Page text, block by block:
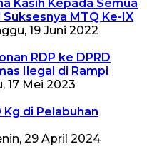
Kasih Kepada Semua
MTQ Ke-IX
19 Juni 2022
RDP ke DPRD
Ilegal di Rampi
17 Mei 2023
Kg di Pelabuhan
29 April 2024